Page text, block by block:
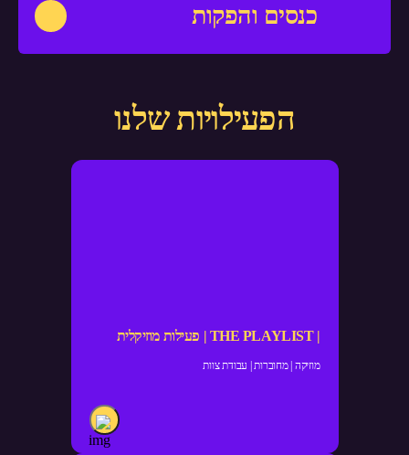
כנסים והפקות
הפעילויות שלנו
| THE PLAYLIST | פעילות מוזיקלית
מוזיקה | מחוברות | עבודת צוות